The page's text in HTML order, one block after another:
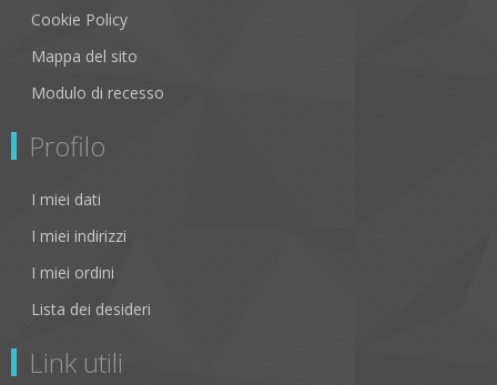
Cookie Policy
Mappa del sito
Modulo di recesso
Profilo
I miei dati
I miei indirizzi
I miei ordini
Lista dei desideri
Link utili